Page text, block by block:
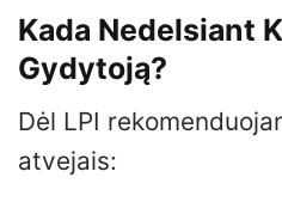
Kada Nedelsiant
Gydytoją?
Dėl LPI
atvejais: